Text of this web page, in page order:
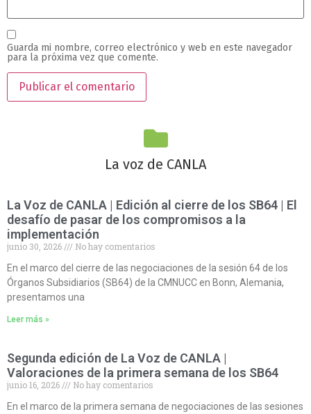
Guarda mi nombre, correo electrónico y web en este navegador
para la próxima vez que comente.
La voz de CANLA
La Voz de CANLA | Edición al cierre de los SB64 | El
desafío de pasar de los compromisos a la
implementación
junio 30, 2026
No hay comentarios
En el marco del cierre de las negociaciones de la sesión 64 de los
Órganos Subsidiarios (SB64) de la CMNUCC en Bonn, Alemania,
presentamos una
Leer más »
Segunda edición de La Voz de CANLA |
Valoraciones de la primera semana de los SB64
junio 16, 2026
No hay comentarios
En el marco de la primera semana de negociaciones de las sesiones